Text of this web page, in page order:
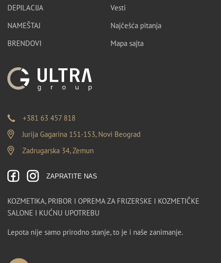
DEPILACIJA
NAMEŠTAJ
BRENDOVI
Vesti
Najčešća pitanja
Mapa sajta
+381 63 457 818
Jurija Gagarina 151-153, Novi Beograd
Zadrugarska 34, Zemun
ZAPRATITE NAS
KOZMETIKA, PRIBOR I OPREMA ZA FRIZERSKE I KOZMETIČKE
SALONE I KUĆNU UPOTREBU
Lepota nije samo prirodno stanje, to je i naše zanimanje.